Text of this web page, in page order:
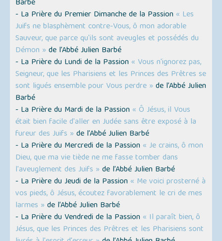
Barbé
- La Prière du Premier Dimanche de la Passion « Les
Juifs ne blasphèment contre-Vous, ô mon adorable
Sauveur, que parce qu'ils sont aveugles et possédés du
Démon » de l’Abbé Julien Barbé
- La Prière du Lundi de la Passion « Vous n'ignorez pas,
Seigneur, que les Pharisiens et les Princes des Prêtres se
sont ligués ensemble pour Vous perdre » de l’Abbé Julien
Barbé
- La Prière du Mardi de la Passion « Ô Jésus, il Vous
était bien facile d'aller en Judée sans être exposé à la
fureur des Juifs » de l’Abbé Julien Barbé
- La Prière du Mercredi de la Passion « Je crains, ô mon
Dieu, que ma vie tiède ne me fasse tomber dans
l'aveuglement des Juifs » de l’Abbé Julien Barbé
- La Prière du Jeudi de la Passion « Me voici prosterné à
vos pieds, ô Jésus, écoutez favorablement le cri de mes
larmes » de l’Abbé Julien Barbé
- La Prière du Vendredi de la Passion « Il paraît bien, ô
Jésus, que les Princes des Prêtres et les Pharisiens sont